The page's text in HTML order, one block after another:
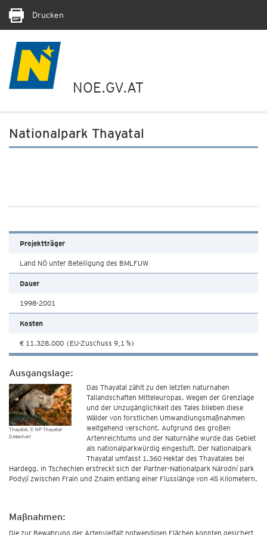
Drucken
NOE.GV.AT
Nationalpark Thayatal
Projektträger
Land NÖ unter Beteiligung des BMLFUW
Dauer
1998-2001
Kosten
€ 11.328.000 (EU-Zuschuss 9,1 %)
Ausgangslage:
Thayatal © NP Thayatal-
D.Manhart
Das Thayatal zählt zu den letzten naturnahen
Tallandschaften Mitteleuropas. Wegen der Grenzlage
und der Unzugänglichkeit des Tales blieben diese
Wälder von forstlichen Umwandlungsmaßnahmen
weitgehend verschont. Aufgrund des großen
Artenreichtums und der Naturnähe wurde das Gebiet
als nationalparkwürdig eingestuft. Der Nationalpark
Thayatal umfasst 1.360 Hektar des Thayatales bei
Hardegg. In Tschechien erstreckt sich der Partner-Nationalpark Národní park
Podyjí zwischen Frain und Znaim entlang einer Flusslänge von 45 Kilometern.
Maßnahmen:
Die zur Bewahrung der Artenvielfalt notwendigen Flächen konnten gesichert